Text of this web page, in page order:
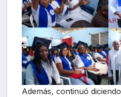
Además, continuó